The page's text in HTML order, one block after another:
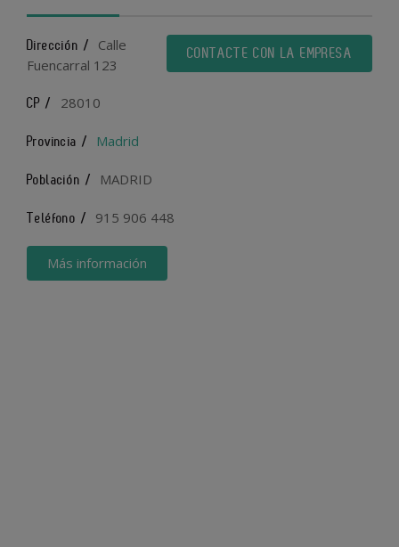
CONTACTE CON LA EMPRESA
Dirección /
Calle
Fuencarral 123
CP / 28010
Provincia / Madrid
Población / MADRID
Teléfono / 915 906 448
Más información